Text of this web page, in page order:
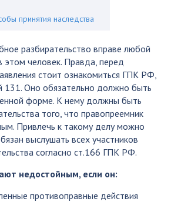
принятия наследства
разбирательство вправе любой
этом человек. Правда, перед
стоит ознакомиться ГПК РФ,
131. Оно обязательно должно быть
форме. К нему должны быть
того, что правопреемник
Привлечь к такому делу можно
выслушать всех участников
согласно ст.166 ГПК РФ.
недостойным, если он:
противоправные действия